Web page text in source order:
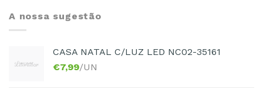
A nossa sugestão
CASA NATAL C/LUZ LED NC02-35161
€7,99/UN